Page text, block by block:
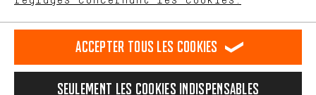
RÉSILIER LE CONTRAT Communauté d'Aix-la-Chapelle
Programme d'affiliation Mentions Légales Protection des données
est plus confortable. Avec les cookies de confort, nous
Nous pouvons ainsi mettre à ta disposition d'autres contenus et
informations utiles. De plus, tu as la possibilité d'utiliser des
facilement les bons produits. Par exemple, nous proposons une
Accepter tous les cookies
Seulement les cookies indispensables